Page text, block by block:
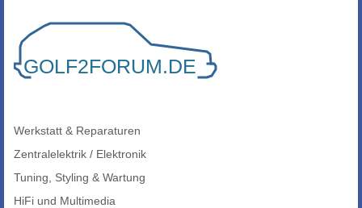
Werkstatt & Reparaturen
Zentralelektrik / Elektronik
Tuning, Styling & Wartung
HiFi und Multimedia